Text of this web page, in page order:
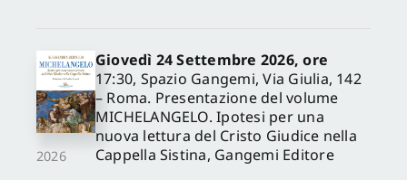
2026
Giovedì 24 Settembre 2026, ore
17:30, Spazio Gangemi, Via Giulia, 142
– Roma. Presentazione del volume
MICHELANGELO. Ipotesi per una
nuova lettura del Cristo Giudice nella
Cappella Sistina, Gangemi Editore